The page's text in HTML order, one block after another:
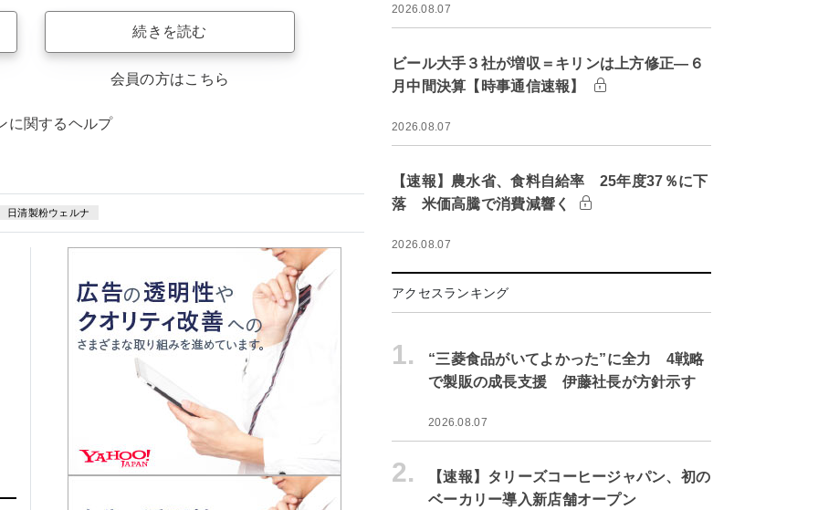
続きを読む
会員の方はこちら
に関するヘルプ
日清製粉ウェルナ
2026.08.07
ビール大手３社が増収＝キリンは上方修正―６
月中間決算【時事通信速報】
2026.08.07
【速報】農水省、食料自給率 25年度37％に下
落 米価高騰で消費減響く
2026.08.07
アクセスランキング
1.
“三菱食品がいてよかった”に全力 4戦略
で製販の成長支援 伊藤社長が方針示す
2026.08.07
2.
【速報】タリーズコーヒージャパン、初の
ベーカリー導入新店舗オープン